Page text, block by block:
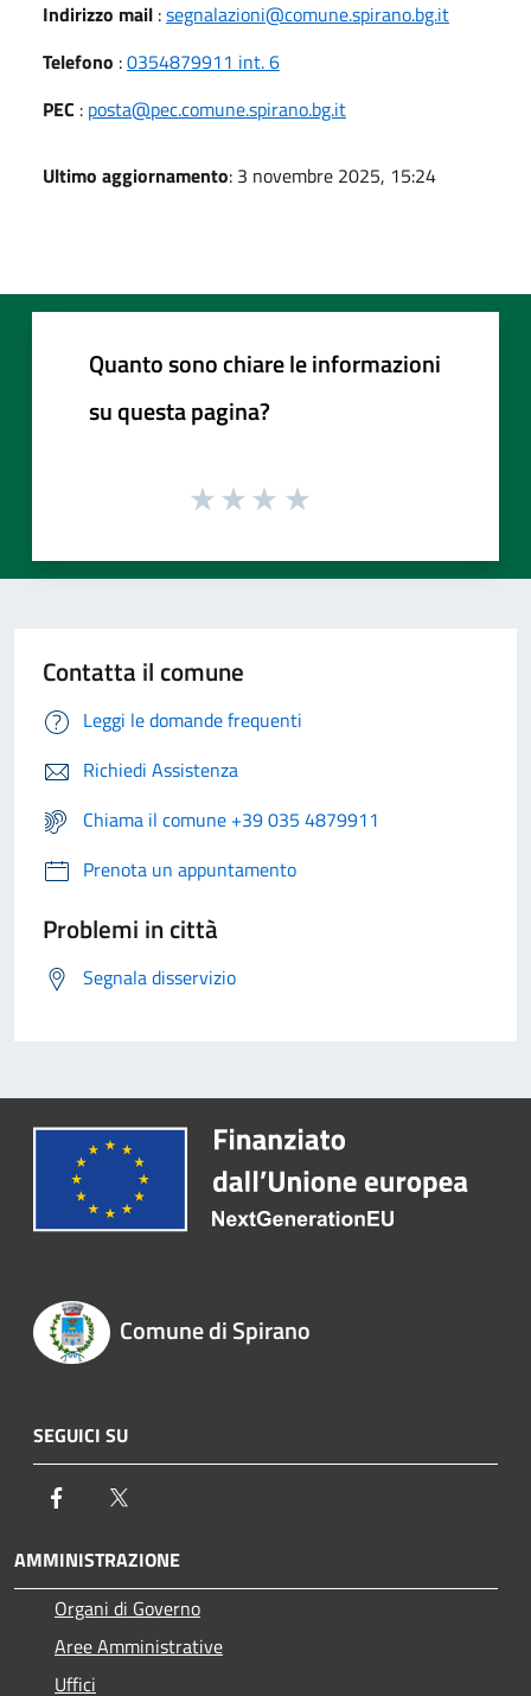
Indirizzo mail :segnalazioni@comune.spirano.bg.it
Telefono :0354879911 int. 6
PEC : posta@pec.comune.spirano.bg.it
Ultimo aggiornamento: 3 novembre 2025, 15:24
Quanto sono chiare le informazioni
su questa pagina?
Contatta il comune
Leggi le domande frequenti
Richiedi Assistenza
Chiama il comune +39 035 4879911
Prenota un appuntamento
Problemi in città
Segnala disservizio
Comune di Spirano
SEGUICI SU
Facebook
AMMINISTRAZIONE
Organi di Governo
Aree Amministrative
Uffici